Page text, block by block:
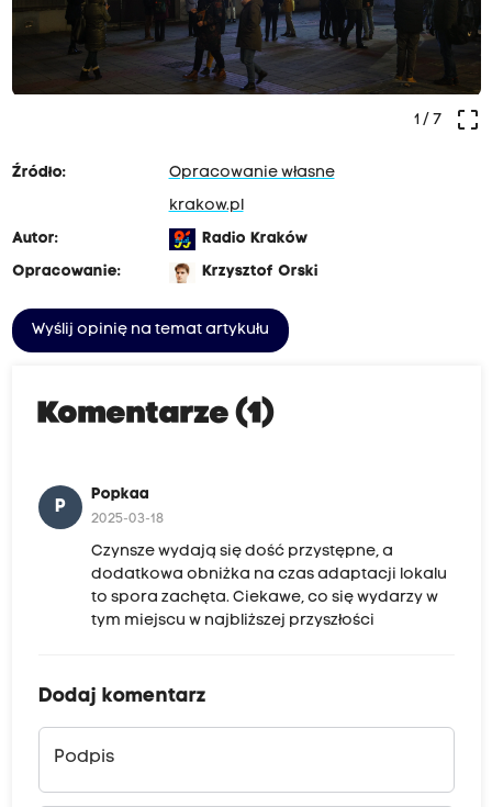
crop_free
1/ 7
Źródło:
Opracowanie własne
krakow.pl
Autor:
Radio Kraków
Opracowanie:
Krzysztof Orski
Wyślij opinię na temat artykułu
Komentarze (1)
P
Popkaa
2025-03-18
Czynsze wydają się dość przystępne, a
dodatkowa obniżka na czas adaptacji lokalu
to spora zachęta. Ciekawe, co się wydarzy w
tym miejscu w najbliższej przyszłości
Dodaj komentarz
Podpis